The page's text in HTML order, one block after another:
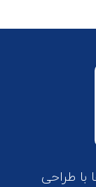
طراحی